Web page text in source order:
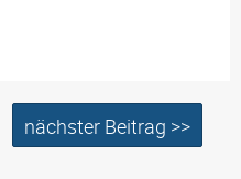
nächster Beitrag >>